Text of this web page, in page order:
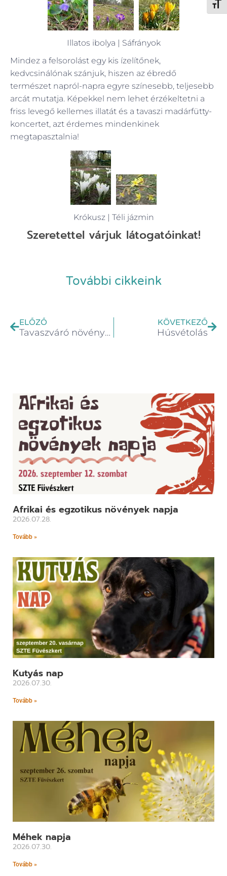
Illatos ibolya | Sáfrányok
Mindez a felsorolást egy kis ízelítőnek,
kedvcsinálónak szánjuk, hiszen az ébredő
természet napról-napra egyre színesebb, teljesebb
arcát mutatja. Képekkel nem lehet érzékeltetni a
friss levegő kellemes illatát és a tavaszi madárfütty-
koncertet, azt érdemes mindenkinek
megtapasztalnia!
Krókusz | Téli jázmin
Szeretettel várjuk látogatóinkat!
További cikkeink
ELŐZŐ
Tavaszváró növényeink
KÖVETKEZŐ
Húsvétolás
Afrikai és egzotikus növények napja
2026.07.28.
Tovább »
Kutyás nap
2026.07.30.
Tovább »
Méhek napja
2026.07.30.
Tovább »